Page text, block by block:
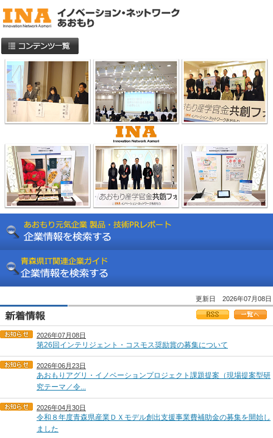
更新日 2026年07月08日
2026年07月08日
第26回インテリジェント・コスモス奨励賞の募集について
2026年06月23日
あおもりアグリ・イノベーションプロジェクト課題提案（現場提案型研
究テーマ／令...
2026年04月30日
令和８年度青森県産業ＤＸモデル創出支援事業費補助金の募集を開始し
ました